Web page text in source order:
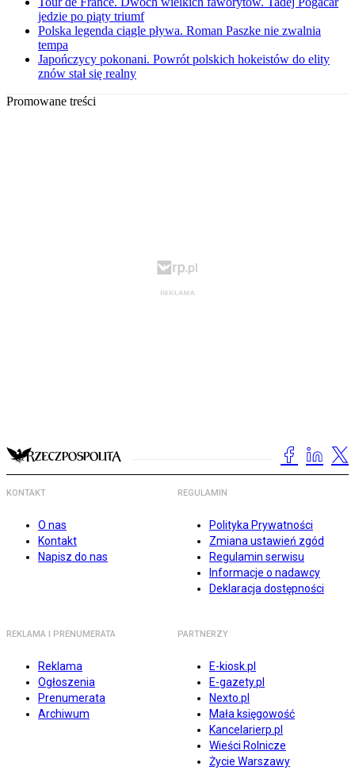
jedzie po piąty triumf
Polska legenda ciągle pływa. Roman Paszke nie zwalnia
tempa
Japończycy pokonani. Powrót polskich hokeistów do elity
znów stał się realny
Promowane treści
KONTAKT
O nas
Kontakt
Napisz do nas
REGULAMIN
Polityka Prywatności
Zmiana ustawień zgód
Regulamin serwisu
Informacje o nadawcy
Deklaracja dostępności
REKLAMA I PRENUMERATA
Reklama
Ogłoszenia
Prenumerata
Archiwum
PARTNERZY
E-kiosk.pl
E-gazety.pl
Nexto.pl
Mała księgowość
Kancelarierp.pl
Wieści Rolnicze
Życie Warszawy